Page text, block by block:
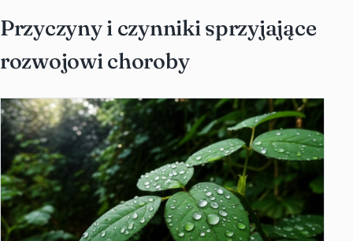
Przyczyny i czynniki sprzyjające
rozwojowi choroby